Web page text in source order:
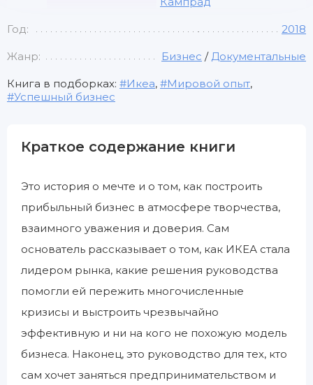
Год: 2018
Жанр: Бизнес / Документальные
Книга в подборках: Икеа, Мировой опыт,
Успешный бизнес
Краткое содержание книги
Это история о мечте и о том, как построить
прибыльный бизнес в атмосфере творчества,
взаимного уважения и доверия. Сам
основатель рассказывает о том, как ИКЕА стала
лидером рынка, какие решения руководства
помогли ей пережить многочисленные
кризисы и выстроить чрезвычайно
эффективную и ни на кого не похожую модель
бизнеса. Наконец, это руководство для тех, кто
сам хочет заняться предпринимательством и